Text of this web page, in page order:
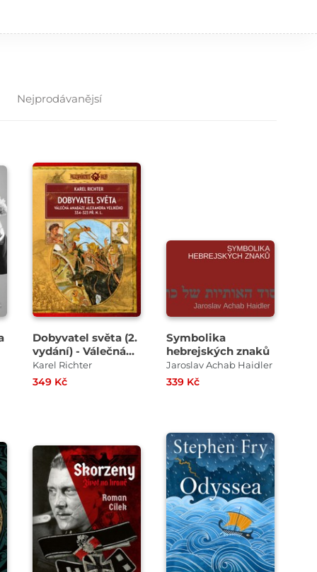
Nejprodávanějsí
Dobyvatel světa (2.
vydání) - Válečná
anabáze Alexandra
Velikého 334–323
Karel Richter
349 Kč
Symbolika
hebrejských znaků
Jaroslav Achab Haidler
339 Kč